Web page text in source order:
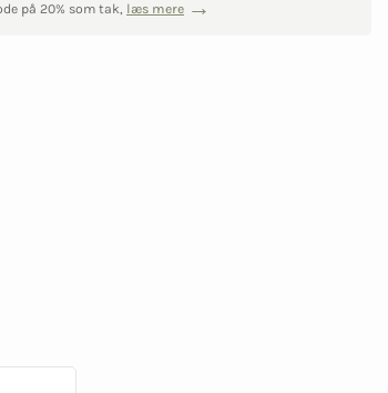
på 20% som tak, læs mere